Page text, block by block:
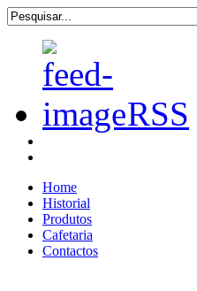
RSS
Home
Historial
Produtos
Cafetaria
Contactos